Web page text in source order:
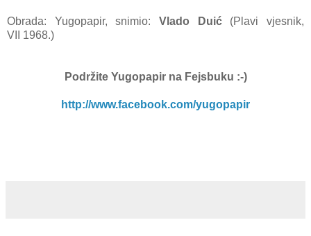
Obrada: Yugopapir, snimio: Vlado Duić (Plavi vjesnik,
VII 1968.)
Podržite Yugopapirna Fejsbuku :-)
http://www.facebook.com/yugopapir